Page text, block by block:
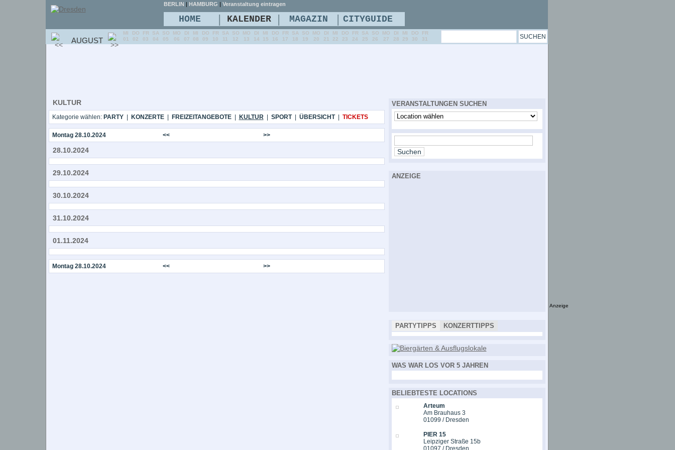
KULTUR
Kategorie wählen: PARTY| KONZERTE| FREIZEITANGEBOTE| KULTUR| SPORT| ÜBERSICHT| TICKETS
Montag 28.10.2024 << >>
28.10.2024
29.10.2024
30.10.2024
31.10.2024
01.11.2024
Montag 28.10.2024 << >>
VERANSTALTUNGEN SUCHEN
ANZEIGE
PARTYTIPPS KONZERTTIPPS
WAS WAR LOS VOR 5 JAHREN
BELIEBTESTE LOCATIONS
Arteum
Am Brauhaus 3
01099 / Dresden
PIER 15
Leipziger Straße 15b
01097 / Dresden
BERLIN | HAMBURG | Veranstaltung eintragen
HOME | KALENDER | MAGAZIN | CITYGUIDE
AUGUST
MI
01
DO
02
FR
03
SA
04
SO
05
MO
06
DI
07
MI
08
DO
09
FR
10
SA
11
SO
12
MO
13
DI
14
MI
15
DO
16
FR
17
SA
18
SO
19
MO
20
DI
21
MI
22
DO
23
FR
24
SA
25
SO
26
MO
27
DI
28
MI
29
DO
30
FR
31
Anzeige